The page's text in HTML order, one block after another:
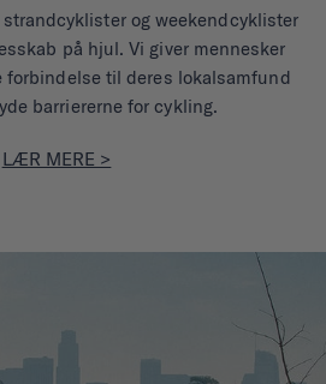
og weekendcyklister
på hjul. Vi giver mennesker
forbindelse til deres lokalsamfund
barriererne for cykling.
LÆR MERE >